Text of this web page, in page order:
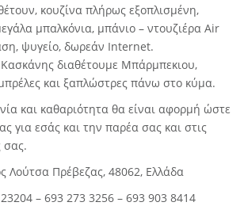
κουζίνα πλήρως εξοπλισμένη,
μπαλκόνια, μπάνιο – ντουζιέρα Air
ψυγείο, δωρεάν Internet.
διαθέτουμε Μπάρμπεκιου,
και ξαπλώστρες πάνω στο κύμα.
και καθαριότητα θα είναι αφορμή ώστε
για εσάς και την παρέα σας και στις
σας.
Λούτσα Πρέβεζας, 48062, Ελλάδα
– 693 273 3256 – 693 903 8414